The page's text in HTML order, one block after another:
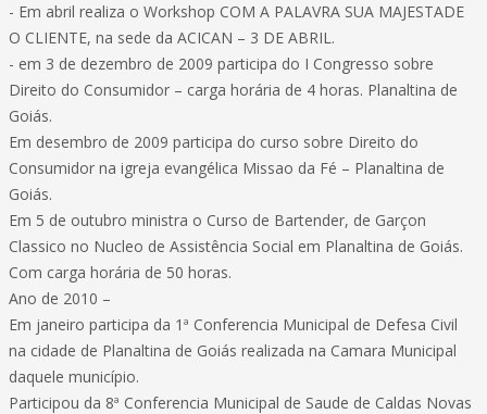
- Em abril realiza o Workshop COM A PALAVRA SUA MAJESTADE
O CLIENTE, na sede da ACICAN – 3 DE ABRIL.
- em 3 de dezembro de 2009 participa do I Congresso sobre
Direito do Consumidor – carga horária de 4 horas. Planaltina de
Goiás.
Em desembro de 2009 participa do curso sobre Direito do
Consumidor na igreja evangélica Missao da Fé – Planaltina de
Goiás.
Em 5 de outubro ministra o Curso de Bartender, de Garçon
Classico no Nucleo de Assistência Social em Planaltina de Goiás.
Com carga horária de 50 horas.
Ano de 2010 –
Em janeiro participa da 1ª Conferencia Municipal de Defesa Civil
na cidade de Planaltina de Goiás realizada na Camara Municipal
daquele município.
Participou da 8ª Conferencia Municipal de Saude de Caldas Novas